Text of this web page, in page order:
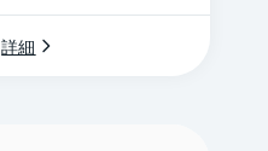
詳細